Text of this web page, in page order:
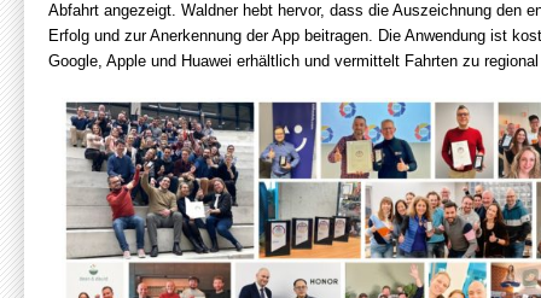
Abfahrt angezeigt. Waldner hebt hervor, dass die Auszeichnung den
Erfolg und zur Anerkennung der App beitragen. Die Anwendung ist
Google, Apple und Huawei erhältlich und vermittelt Fahrten zu